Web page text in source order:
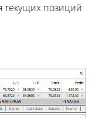
текущих позиций